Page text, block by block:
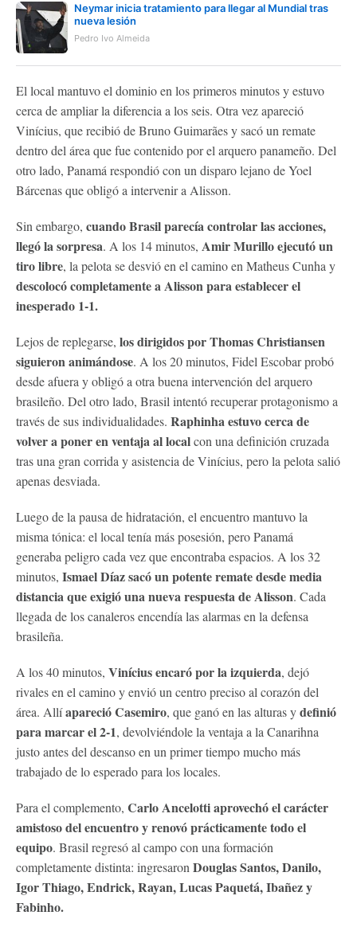
Neymar inicia tratamiento para llegar al Mundial tras
nueva lesión
Pedro Ivo Almeida
El local mantuvo el dominio en los primeros minutos y estuvo
cerca de ampliar la diferencia a los seis. Otra vez apareció
Vinícius, que recibió de Bruno Guimarães y sacó un remate
dentro del área que fue contenido por el arquero panameño. Del
otro lado, Panamá respondió con un disparo lejano de Yoel
Bárcenas que obligó a intervenir a Alisson.
Sin embargo, cuando Brasil parecía controlar las acciones,
llegó la sorpresa. A los 14 minutos, Amir Murillo ejecutó un
tiro libre, la pelota se desvió en el camino en Matheus Cunha y
descolocó completamente a Alisson para establecer el
inesperado 1-1.
Lejos de replegarse, los dirigidos por Thomas Christiansen
siguieron animándose. A los 20 minutos, Fidel Escobar probó
desde afuera y obligó a otra buena intervención del arquero
brasileño. Del otro lado, Brasil intentó recuperar protagonismo a
través de sus individualidades. Raphinha estuvo cerca de
volver a poner en ventaja al localcon una definición cruzada
tras una gran corrida y asistencia de Vinícius, pero la pelota salió
apenas desviada.
Luego de la pausa de hidratación, el encuentro mantuvo la
misma tónica: el local tenía más posesión, pero Panamá
generaba peligro cada vez que encontraba espacios. A los 32
minutos, Ismael Díaz sacó un potente remate desde media
distancia que exigió una nueva respuesta de Alisson. Cada
llegada de los canaleros encendía las alarmas en la defensa
brasileña.
A los 40 minutos, Vinícius encaró por la izquierda, dejó
rivales en el camino y envió un centro preciso al corazón del
área. Allíapareció Casemiro, que ganó en las alturas ydefinió
para marcar el 2-1, devolviéndole la ventaja a la Canarihna
justo antes del descanso en un primer tiempo mucho más
trabajado de lo esperado para los locales.
Para el complemento, Carlo Ancelotti aprovechó el carácter
amistoso del encuentro y renovó prácticamente todo el
equipo. Brasil regresó al campo con una formación
completamente distinta: ingresaron Douglas Santos, Danilo,
Igor Thiago, Endrick, Rayan, Lucas Paquetá, Ibañez y
Fabinho.